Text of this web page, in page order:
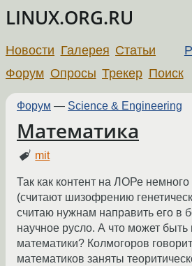
LINUX.ORG.RU
Новости Галерея Статьи
Форум Опросы Трекер Поиск
Форум — Science & Engineering
Математика
mit
Так как контент на ЛОРе
(считают шизофрению
считаю нужнам направить его в
научное русло. А что может быть
математики? Колмогоров
математиков заняты